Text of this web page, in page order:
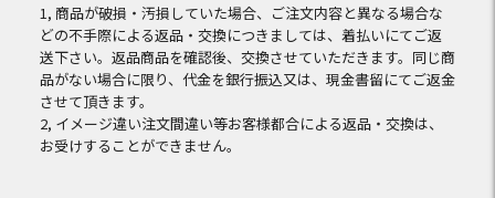
1, 商品が破損・汚損していた場合、ご注文内容と異なる場合な
どの不手際による返品・交換につきましては、着払いにてご返
送下さい。返品商品を確認後、交換させていただきます。同じ商
品がない場合に限り、代金を銀行振込又は、現金書留にてご返金
させて頂きます。
2, イメージ違い注文間違い等お客様都合による返品・交換は、
お受けすることができません。